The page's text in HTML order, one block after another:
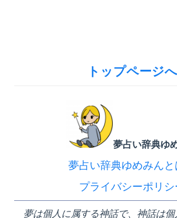
トップページへ
夢占い辞典ゆ
夢占い辞典ゆめみんと
プライバシーポリシ
夢は個人に属する神話で、神話は